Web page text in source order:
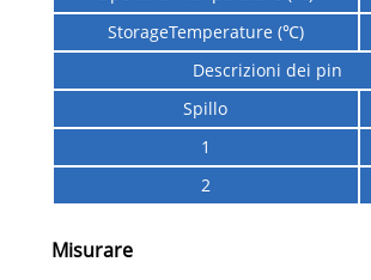
StorageTemperature (℃)
Descrizioni dei pin
Spillo
1
2
Misurare